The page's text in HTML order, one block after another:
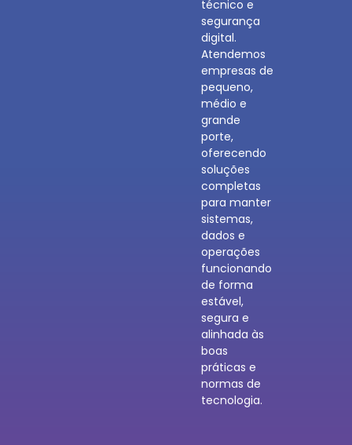
técnico e
segurança
digital.
Atendemos
empresas de
pequeno,
médio e
grande
porte,
oferecendo
soluções
completas
para manter
sistemas,
dados e
operações
funcionando
de forma
estável,
segura e
alinhada às
boas
práticas e
normas de
tecnologia.